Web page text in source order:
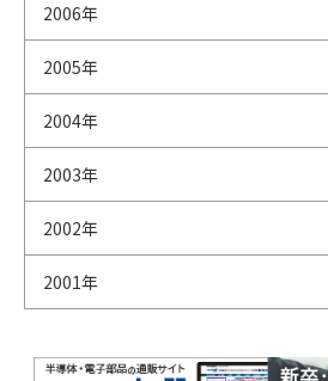
2006年
2005年
2004年
2003年
2002年
2001年